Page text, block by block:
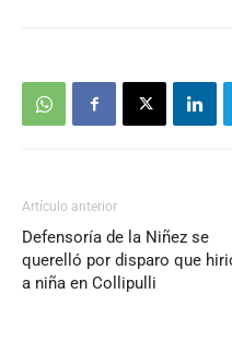
Artículo anterior
Defensoría de la Niñez se
querelló por disparo que
a niña en Collipulli